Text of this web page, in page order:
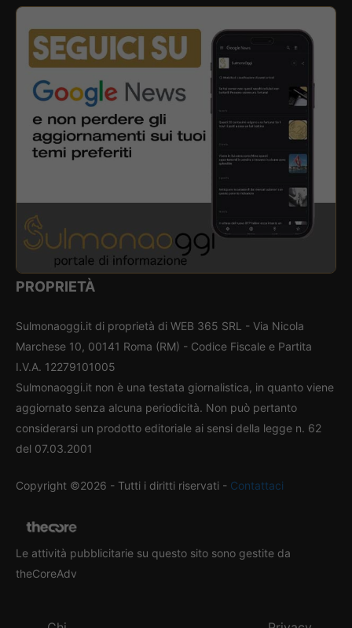
PROPRIETÀ
Sulmonaoggi.it di proprietà di WEB 365 SRL - Via Nicola
Marchese 10, 00141 Roma (RM) - Codice Fiscale e Partita
I.V.A. 12279101005
Sulmonaoggi.it non è una testata giornalistica, in quanto viene
aggiornato senza alcuna periodicità. Non può pertanto
considerarsi un prodotto editoriale ai sensi della legge n. 62
del 07.03.2001
Copyright ©2026 - Tutti i diritti riservati - Contattaci
Le attività pubblicitarie su questo sito sono gestite da
theCoreAdv